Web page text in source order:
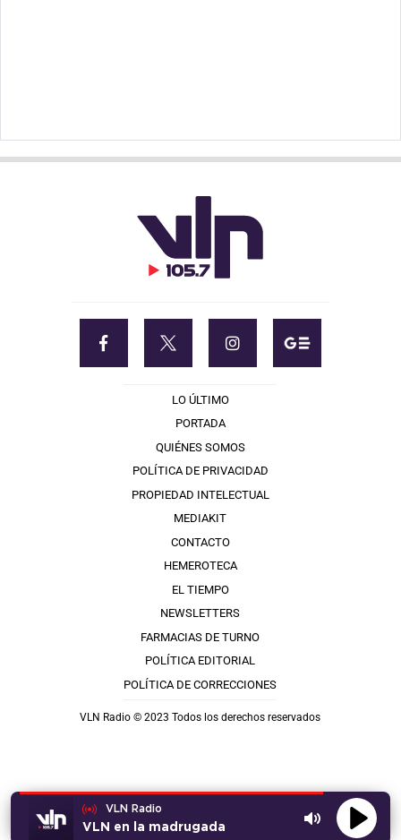
VLN Radio
VLN en la madrugada
LO ÚLTIMO
PORTADA
QUIÉNES SOMOS
POLÍTICA DE PRIVACIDAD
PROPIEDAD INTELECTUAL
MEDIAKIT
CONTACTO
HEMEROTECA
EL TIEMPO
NEWSLETTERS
FARMACIAS DE TURNO
POLÍTICA EDITORIAL
POLÍTICA DE CORRECCIONES
VLN Radio © 2023 Todos los derechos reservados